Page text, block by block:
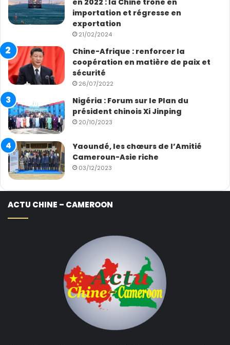
en 2022 : la Chine trône en
importation et régresse en
exportation
21/02/2024
Chine-Afrique : renforcer la
coopération en matière de paix et
sécurité
26/07/2022
Nigéria : Forum sur le Plan du
président chinois Xi Jinping
20/10/2023
Yaoundé, les chœurs de l’Amitié
Cameroun-Asie riche
03/12/2023
ACTU CHINE – CAMEROON